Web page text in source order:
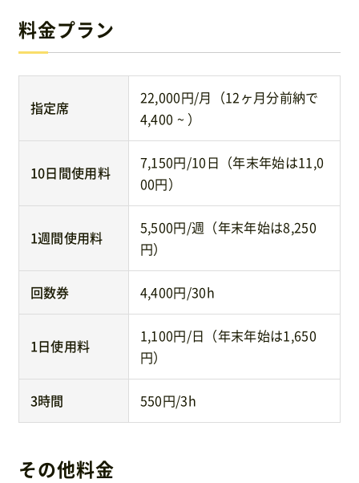
お問い合わせ
料金プラン
指定席
22,000円/月（12ヶ月分前納で
4,400 ~ ）
10日間使用料
7,150円/10日（年末年始は11,0
00円）
1週間使用料
5,500円/週（年末年始は8,250
円）
回数券 4,400円/30h
1日使用料
1,100円/日（年末年始は1,650
円）
3時間 550円/3h
その他料金